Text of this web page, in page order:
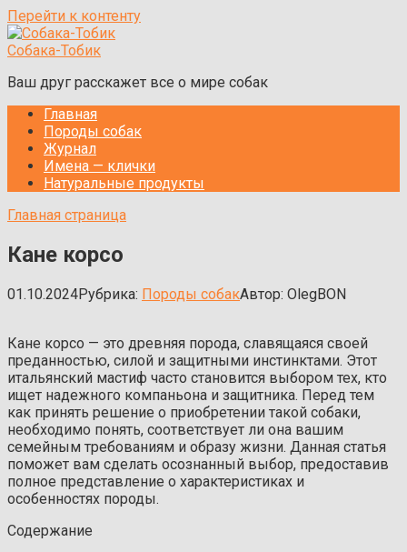
Перейти к контенту
Собака-Тобик
Ваш друг расскажет все о мире собак
Главная
Породы собак
Журнал
Имена — клички
Натуральные продукты
Главная страница
Кане корсо
01.10.2024Рубрика: Породы собакАвтор: OlegBON
Кане корсо — это древняя порода, славящаяся своей
преданностью, силой и защитными инстинктами. Этот
итальянский мастиф часто становится выбором тех, кто
ищет надежного компаньона и защитника. Перед тем
как принять решение о приобретении такой собаки,
необходимо понять, соответствует ли она вашим
семейным требованиям и образу жизни. Данная статья
поможет вам сделать осознанный выбор, предоставив
полное представление о характеристиках и
особенностях породы.
Содержание